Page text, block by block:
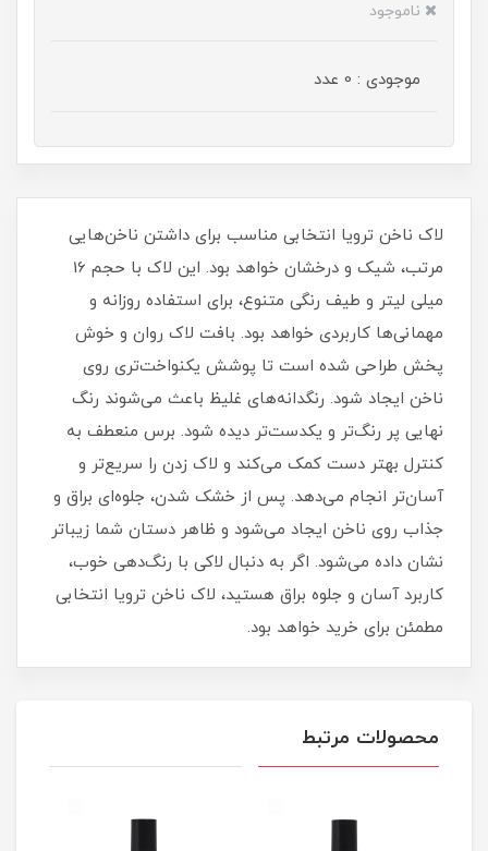
ناموجود
موجودی : 0 عدد
لاک ناخن ترویا انتخابی مناسب برای داشتن ناخن‌هایی
مرتب، شیک و درخشان خواهد بود. این لاک با حجم 16
میلی‌ لیتر و طیف رنگی متنوع، برای استفاده روزانه و
مهمانی‌ها کاربردی خواهد بود. بافت لاک روان و خوش‌
پخش طراحی شده است تا پوشش یکنواخت‌تری روی
ناخن ایجاد شود. رنگدانه‌های غلیظ باعث می‌شوند رنگ
نهایی پر رنگ‌تر و یکدست‌تر دیده شود. برس منعطف به
کنترل بهتر دست کمک می‌کند و لاک زدن را سریع‌تر و
آسان‌تر انجام می‌دهد. پس از خشک شدن، جلوه‌ای براق و
جذاب روی ناخن ایجاد می‌شود و ظاهر دستان شما زیباتر
نشان داده می‌شود. اگر به دنبال لاکی با رنگ‌دهی خوب،
کاربرد آسان و جلوه براق هستید، لاک ناخن ترویا انتخابی
مطمئن برای خرید خواهد بود.
محصولات مرتبط